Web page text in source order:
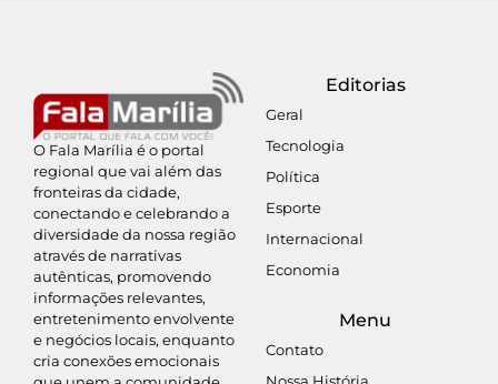
O Fala Marília é o portal
regional que vai além das
fronteiras da cidade,
conectando e celebrando a
diversidade da nossa região
através de narrativas
autênticas, promovendo
informações relevantes,
entretenimento envolvente
e negócios locais, enquanto
cria conexões emocionais
Editorias
Geral
Tecnologia
Política
Esporte
Internacional
Economia
Menu
Contato